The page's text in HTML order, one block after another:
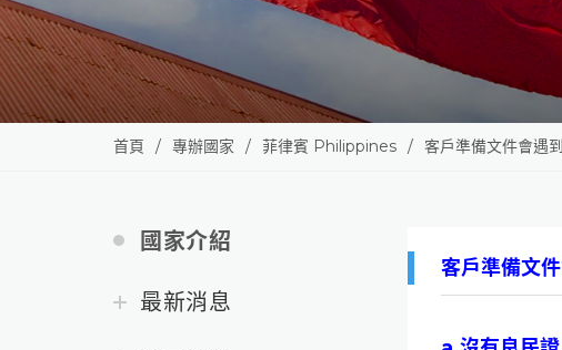
首頁 專辦國家 菲律賓 Philippines 客戶準備文件會遇
國家介紹
最新消息
客戶準備文